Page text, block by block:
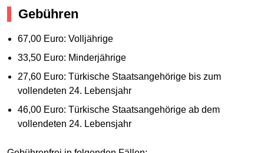
Gebühren
67,00 Euro: Volljährige
33,50 Euro: Minderjährige
27,60 Euro: Türkische Staatsangehörige bis zum
vollendeten 24. Lebensjahr
46,00 Euro: Türkische Staatsangehörige ab dem
vollendeten 24. Lebensjahr